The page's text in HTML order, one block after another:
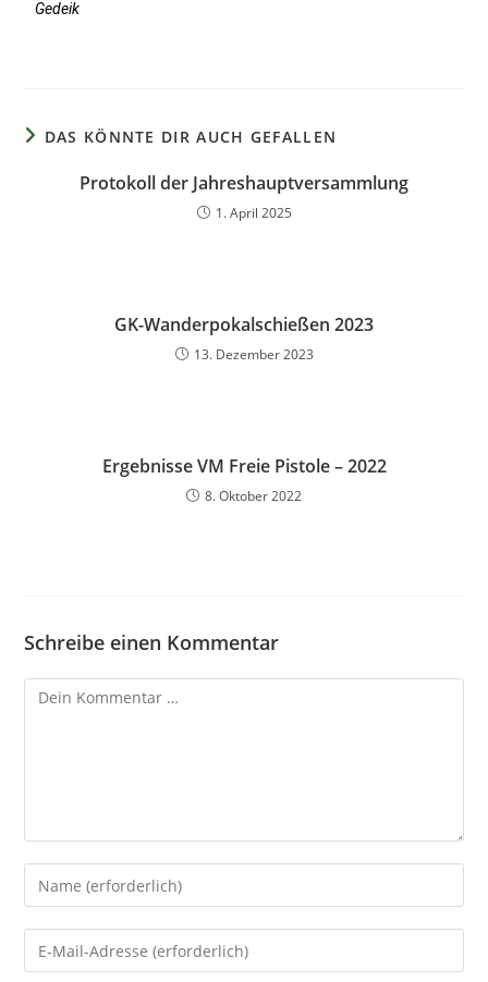
Gedeik
DAS KÖNNTE DIR AUCH GEFALLEN
Protokoll der Jahreshauptversammlung
1. April 2025
GK-Wanderpokalschießen 2023
13. Dezember 2023
Ergebnisse VM Freie Pistole – 2022
8. Oktober 2022
Schreibe einen Kommentar